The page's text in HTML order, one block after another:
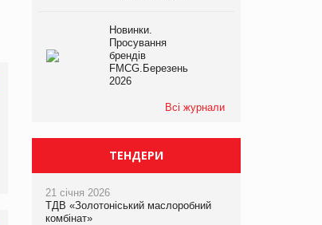
Новинки.
Просування
брендів
FMCG.Березень
2026
Всі журнали
ТЕНДЕРИ
21 січня 2026
ТДВ «Золотоніський маслоробний
комбінат»